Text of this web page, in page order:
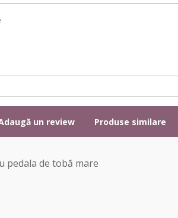
un review Produse similare
pedala de tobă mare